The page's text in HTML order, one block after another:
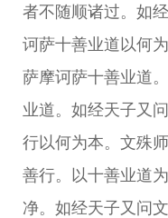
者不随顺诸过。如
诃萨十善业道以何
萨摩诃萨十善业道
业道。如经天子又
行以何为本。文殊
善行。以十善业道
净。如经天子又问